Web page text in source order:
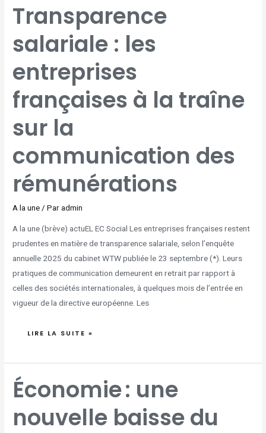
Transparence
salariale : les
entreprises
françaises à la traîne
sur la
communication des
rémunérations
A la une / Paradmin
A la une (brève) actuEL EC Social Les entreprises françaises restent
prudentes en matière de transparence salariale, selon l’enquête
annuelle 2025 du cabinet WTW publiée le 23 septembre (*). Leurs
pratiques de communication demeurent en retrait par rapport à
celles des sociétés internationales, à quelques mois de l’entrée en
vigueur de la directive européenne. Les
SALARIALE
:
LES
ENTREPRISES
FRANÇAISES
À
LA
TRAÎNE
COMMUNICATION
DES
RÉMUNÉRATIONS
LIRE LA SUITE »
Économie : une
nouvelle baisse du
UNE
NOUVELLE
BAISSE
D’AFFAIRES
DES
TPE-